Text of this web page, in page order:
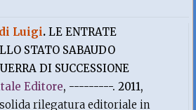
Luigi.LE ENTRATE
STATO SABAUDO
DI SUCCESSIONE
Editore, ---------. 2011,
rilegatura editoriale in